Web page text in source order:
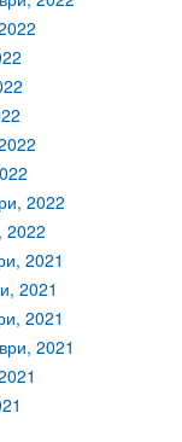
2022
2022
2021
2021
2021
2021